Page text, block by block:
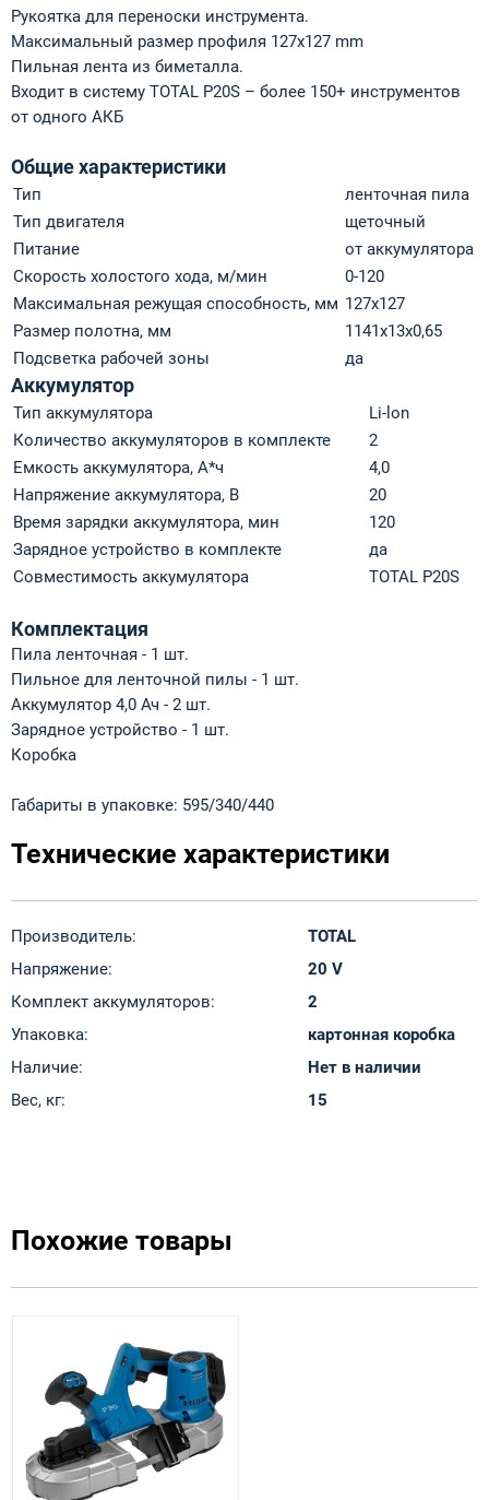
Рукоятка для переноски инструмента.
Максимальный размер профиля 127x127 mm
Пильная лента из биметалла.
Входит в систему TOTAL P20S – более 150+ инструментов
от одного АКБ
Общие характеристики
Тип
ленточная пила
Тип двигателя
щеточный
Питание
от аккумулятора
Скорость холостого хода, м/мин
0-120
Максимальная режущая способность, мм 127x127
Размер полотна, мм
1141x13x0,65
Подсветка рабочей зоны
да
Аккумулятор
Тип аккумулятора
Li-lon
Количество аккумуляторов в комплекте
2
Емкость аккумулятора, А*ч
4,0
Напряжение аккумулятора, В
20
Время зарядки аккумулятора, мин
120
Зарядное устройство в комплекте
да
Совместимость аккумулятора
TOTAL P20S
Комплектация
Пила ленточная - 1 шт.
Пильное для ленточной пилы - 1 шт.
Аккумулятор 4,0 Ач - 2 шт.
Зарядное устройство - 1 шт.
Коробка
Габариты в упаковке: 595/340/440
Технические характеристики
Производитель:
TOTAL
Напряжение:
20 V
Комплект аккумуляторов:
2
Упаковка:
картонная коробка
Наличие:
Нет в наличии
Вес, кг:
15
Похожие товары